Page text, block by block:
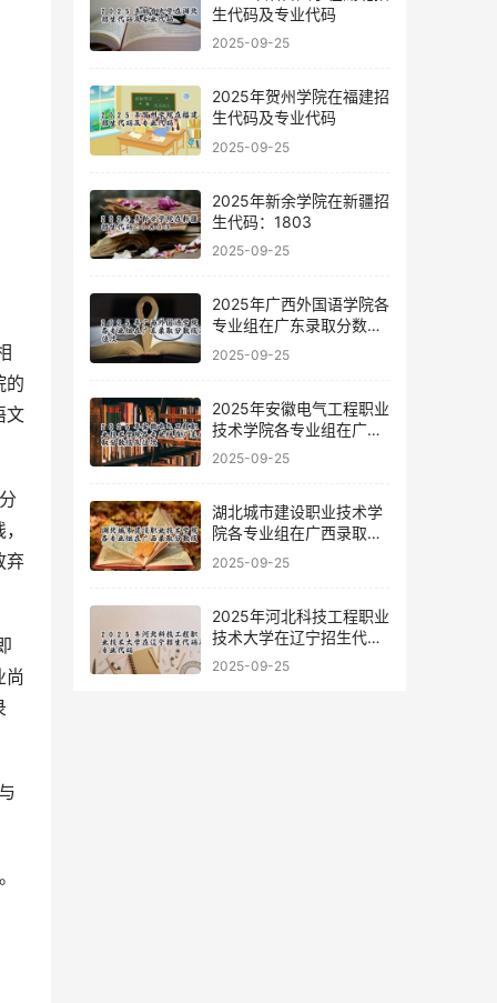
的
文
弃
尚
生代码及专业代码
2025-09-25
2025年贺州学院在福建招
生代码及专业代码
2025-09-25
2025年新余学院在新疆招
生代码：1803
2025-09-25
2025年广西外国语学院各
专业组在广东录取分数线
及位次
2025-09-25
2025年安徽电气工程职业
技术学院各专业组在广东
录取分数线及位次
2025-09-25
湖北城市建设职业技术学
院各专业组在广西录取分
数线
2025-09-25
2025年河北科技工程职业
技术大学在辽宁招生代码
及专业代码
2025-09-25